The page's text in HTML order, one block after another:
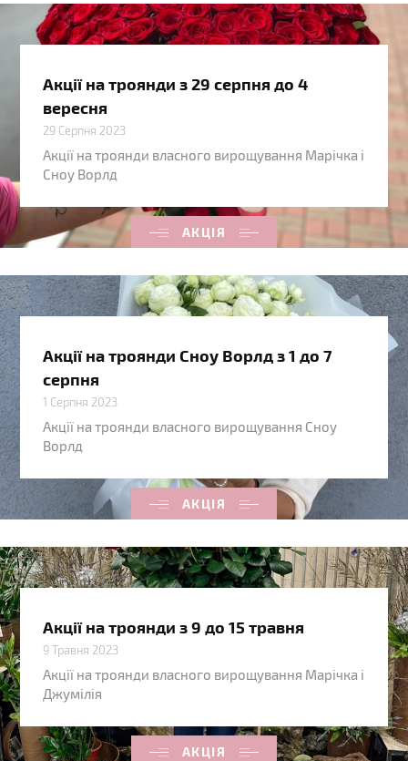
АКЦІЯ
Акції на троянди з 29 серпня до 4
вересня
29 Серпня 2023
Акції на троянди власного вирощування Марічка і
Сноу Ворлд
АКЦІЯ
Акції на троянди Сноу Ворлд з 1 до 7
серпня
1 Серпня 2023
Акції на троянди власного вирощування Сноу
Ворлд
АКЦІЯ
Акції на троянди з 9 до 15 травня
9 Травня 2023
Акції на троянди власного вирощування Марічка і
Джумілія